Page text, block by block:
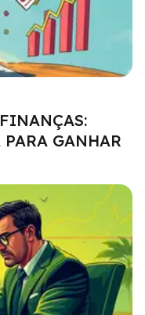
GANHAR